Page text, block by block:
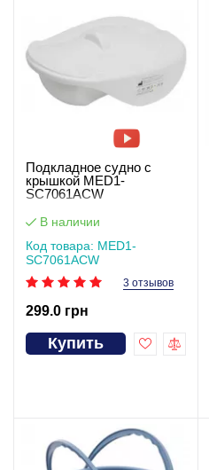
Подкладное судно с
крышкой MED1-
SC7061ACW
В наличии
Код товара: MED1-
SC7061ACW
3 отзывов
299.0 грн
Купить